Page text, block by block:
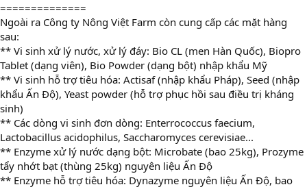
==============
Ngoài ra Công ty Nông Việt Farm còn cung cấp các mặt hàng
sau:
** Vi sinh xử lý nước, xử lý đáy: Bio CL (men Hàn Quốc), Biopro
Tablet (dạng viên), Bio Powder (dạng bột) nhập khẩu Mỹ
** Vi sinh hỗ trợ tiêu hóa: Actisaf (nhập khẩu Pháp), Seed (nhập
khẩu Ấn Độ), Yeast powder (hỗ trợ phục hồi sau điều trị kháng
sinh)
** Các dòng vi sinh đơn dòng: Enterrococcus faecium,
Lactobacillus acidophilus, Saccharomyces cerevisiae...
** Enzyme xử lý nước dạng bột: Microbate (bao 25kg), Prozyme
tẩy nhớt bạt (thùng 25kg) nguyên liệu Ấn Độ
** Enzyme hỗ trợ tiêu hóa: Dynazyme nguyên liệu Ấn Độ, bao